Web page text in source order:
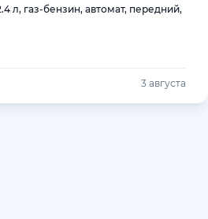
л, газ-бензин, автомат, передний,
3 августа